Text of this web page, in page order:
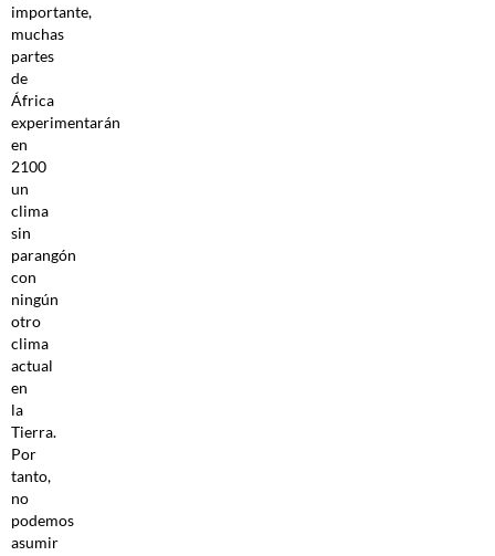
importante,
muchas
partes
de
África
experimentarán
en
2100
un
clima
sin
parangón
con
ningún
otro
clima
actual
en
la
Tierra.
Por
tanto,
no
podemos
asumir